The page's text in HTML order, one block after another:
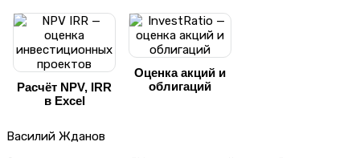
Расчёт NPV, IRR
в Excel
Оценка акций и
облигаций
Василий Жданов